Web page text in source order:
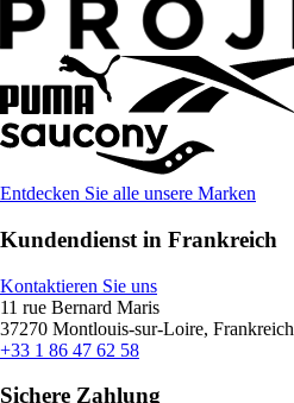
Entdecken Sie alle unsere Marken
Kundendienst in Frankreich
Kontaktieren Sie uns
11 rue Bernard Maris
37270 Montlouis-sur-Loire, Frankreich
+33 1 86 47 62 58
Sichere Zahlung